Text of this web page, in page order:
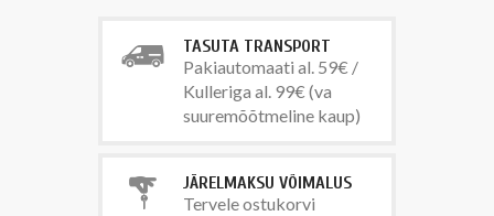
TASUTA TRANSPORT
Pakiautomaati al. 59€ /
Kulleriga al. 99€ (va
suuremõõtmeline kaup)
JÄRELMAKSU VÕIMALUS
Tervele ostukorvi